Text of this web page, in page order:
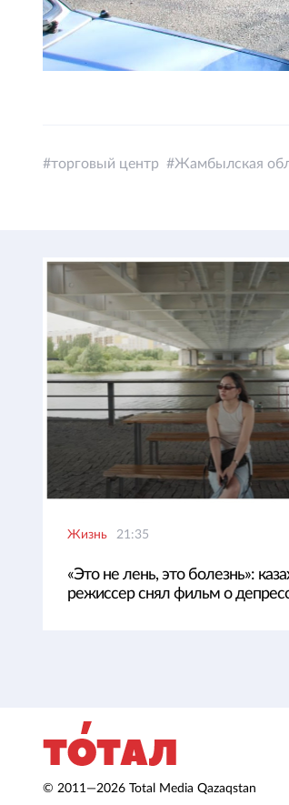
торговый центр Жамбылская
Жизнь 21:35
«Это не лень, это болезнь»:
режиссер снял фильм о
© 2011—2026 Total Media Qazaqstan